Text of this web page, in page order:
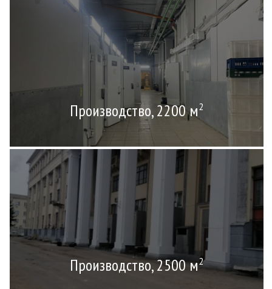
Производство, 2200 м2
Производство, 2500 м2